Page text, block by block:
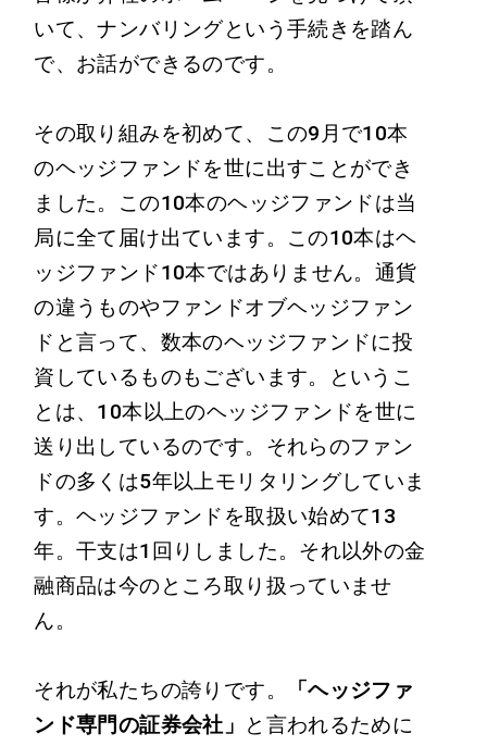
いて、ナンバリングという手続きを踏ん
で、お話ができるのです。
その取り組みを初めて、この9月で10本
のヘッジファンドを世に出すことができ
ました。この10本のヘッジファンドは当
局に全て届け出ています。この10本はヘ
ッジファンド10本ではありません。通貨
の違うものやファンドオブヘッジファン
ドと言って、数本のヘッジファンドに投
資しているものもございます。というこ
とは、10本以上のヘッジファンドを世に
送り出しているのです。それらのファン
ドの多くは5年以上モリタリングしていま
す。ヘッジファンドを取扱い始めて13
年。干支は1回りしました。それ以外の金
融商品は今のところ取り扱っていませ
ん。
それが私たちの誇りです。
「ヘッジファ
ンド専門の証券会社」 と言われるために